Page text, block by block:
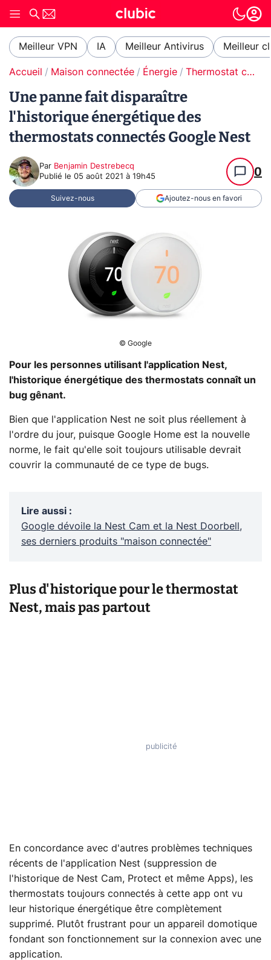
Meilleur VPN IA Meilleur Antivirus Meilleur
Accueil Maison connectée Énergie Thermostat connecté
Une panne fait disparaître
l'historique énergétique des
thermostats connectés Google Nest
Par Benjamin Destrebecq
Publié le 05 août 2021 à 19h45 0
Suivez-nous Ajoutez-nous en favori
© Google
Pour les personnes utilisant l'application Nest,
l'historique énergétique des thermostats connaît un
bug gênant.
Bien que l'application Nest ne soit plus réellement à
l'ordre du jour, puisque Google Home est la nouvelle
norme, le fait qu'elle soit toujours utilisable devrait
couvrir la communauté de ce type de bugs.
Lire aussi :
Google dévoile la Nest Cam et la Nest Doorbell,
ses derniers produits "maison connectée"
Plus d'historique pour le thermostat
Nest, mais pas partout
En concordance avec d'autres problèmes techniques
récents de l'application Nest (suppression de
l'historique de Nest Cam, Protect et même Apps), les
thermostats toujours connectés à cette app ont vu
leur historique énergétique être complètement
supprimé. Plutôt frustrant pour un appareil domotique
fondant son fonctionnement sur la connexion avec une
application.